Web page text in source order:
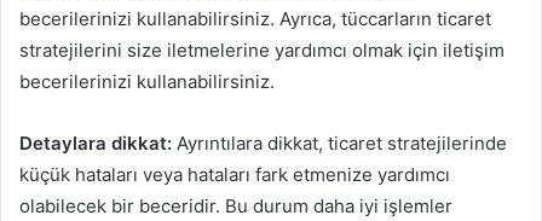
becerilerinizi kullanabilirsiniz. Ayrıca, tüccarların ticaret
stratejilerini size iletmelerine yardımcı olmak için iletişim
becerilerinizi kullanabilirsiniz.
Detaylara dikkat: Ayrıntılara dikkat, ticaret stratejilerinde
küçük hataları veya hataları fark etmenize yardımcı
olabilecek bir beceridir. Bu durum daha iyi işlemler